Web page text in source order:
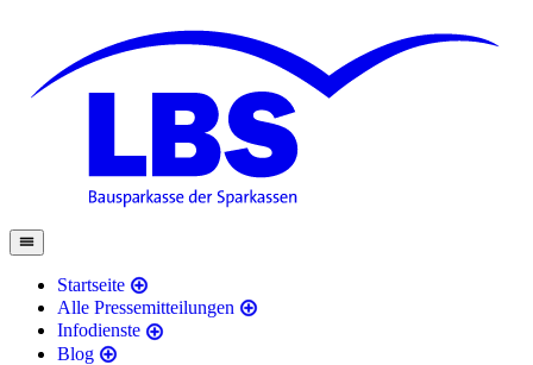
Startseite
Alle Pressemitteilungen
Infodienste
Blog